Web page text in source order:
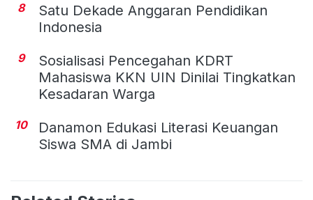
8
Satu Dekade Anggaran Pendidikan
Indonesia
9
Sosialisasi Pencegahan KDRT
Mahasiswa KKN UIN Dinilai Tingkatkan
Kesadaran Warga
10
Danamon Edukasi Literasi Keuangan
Siswa SMA di Jambi